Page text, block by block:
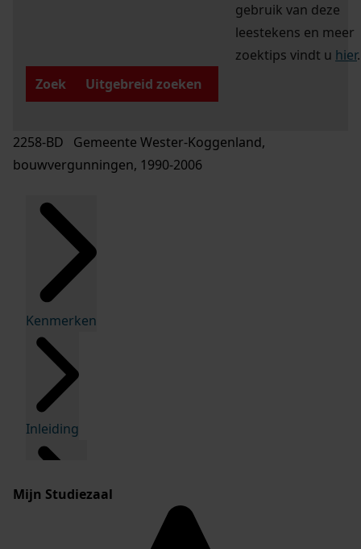
gebruik van deze
leestekens en meer
zoektips vindt u hier.
Zoek
Uitgebreid zoeken
2258-BD Gemeente Wester-Koggenland,
bouwvergunningen, 1990-2006
Kenmerken
Inleiding
Mijn Studiezaal